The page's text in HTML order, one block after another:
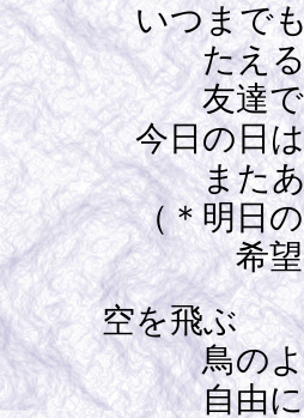
いつまで
たえるこ
友達でい
今日の日はさ
またあう
（＊明日の日
希望の道を
空を飛ぶ
鳥のよ
自由に生